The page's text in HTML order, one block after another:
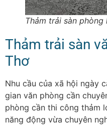
Thảm trải sàn phòng
Thảm trải sàn
Thơ
Nhu cầu của xã hội ngày
gian văn phòng cần
phòng cần thi công thảm
năng động vừa chuyên